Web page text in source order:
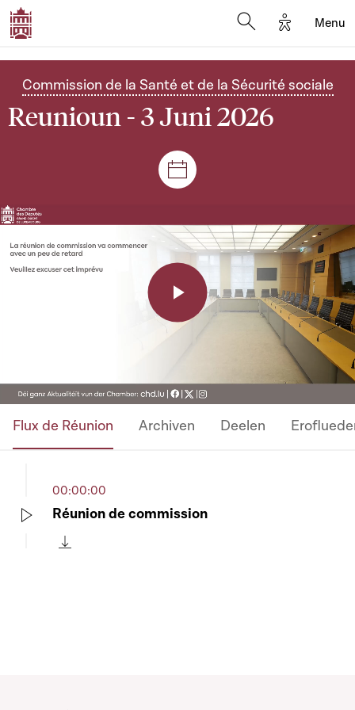
Options
Menu
Commission de la Santé et de la Sécurité sociale
Reunioun - 3 Juni 2026
Sëtzungen a Reuniounen
Play
Flux de Réunion Archiven Deelen
00:00:00
Réunion de commission